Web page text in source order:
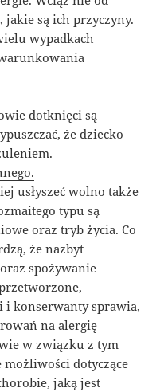
są ich przyczyny.
wypadkach
dotknięci są
że dziecko
usłyszeć wolno także
typu są
oraz tryb życia. Co
że nazbyt
spożywanie
i konserwanty sprawia,
na alergię
w związku z tym
dotyczące
jaką jest